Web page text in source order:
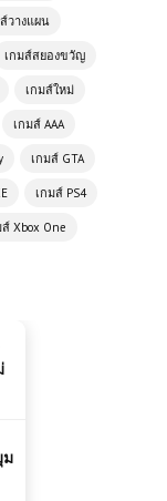
วางแผน
เกมส์สยองขวัญ
เกมส์ใหม่
เกมส์ AAA
เกมส์ GTA
เกมส์ PS4
Xbox One